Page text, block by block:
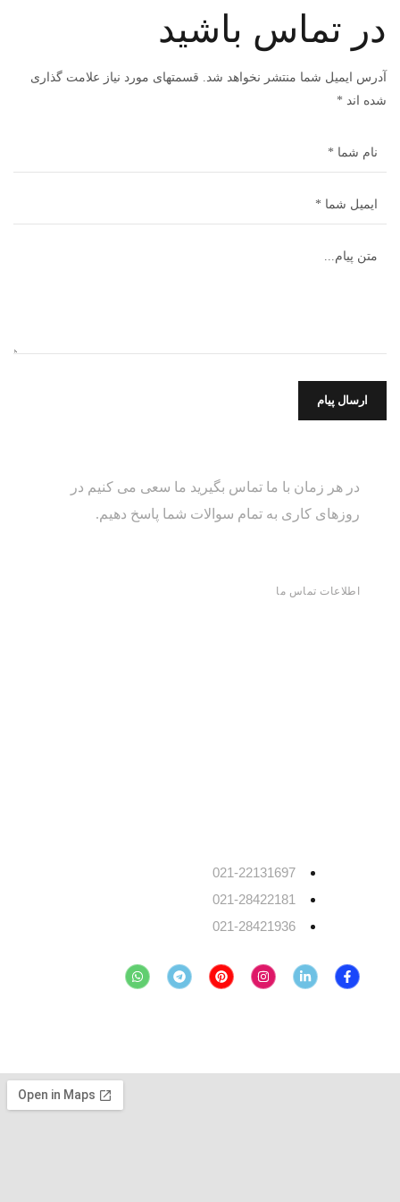
در تماس باشید
آدرس ایمیل شما منتشر نخواهد شد. قسمتهای مورد نیاز علامت گذاری
شده اند *
ارسال پیام
در هر زمان با ما تماس بگیرید ما سعی می کنیم در
روزهای کاری به تمام سوالات شما پاسخ دهیم.
اطلاعات تماس ما
021-22131697
021-28422181
021-28421936